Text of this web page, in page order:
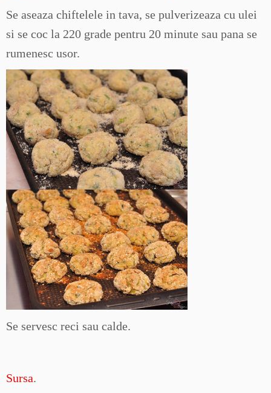
Se aseaza chiftelele in tava, se pulverizeaza cu ulei
si se coc la 220 grade pentru 20 minute sau pana se
rumenesc usor.
Se servesc reci sau calde.
Sursa.